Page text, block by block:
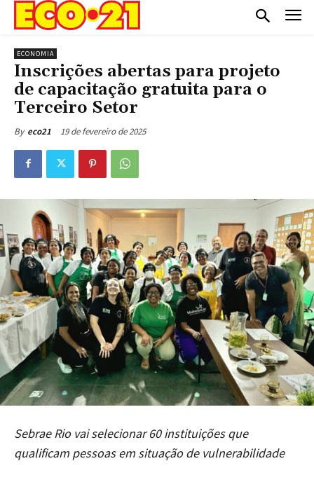
ECONOMIA
Inscrições abertas para projeto
de capacitação gratuita para o
Terceiro Setor
By eco21 19 de fevereiro de 2025
Sebrae Rio vai selecionar 60 instituições que
qualificam pessoas em situação de vulnerabilidade